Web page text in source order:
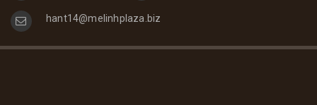
hant14@melinhplaza.biz